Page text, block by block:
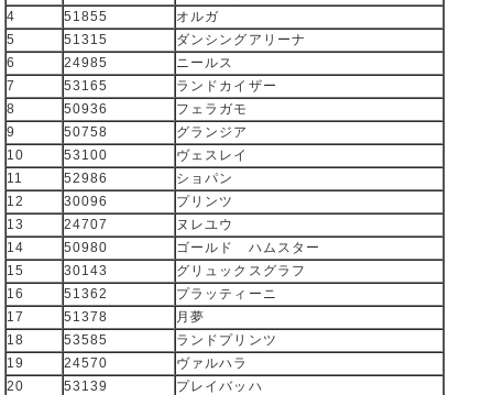
4
51855
オルガ
5
51315
ダンシングアリーナ
6
24985
ニールス
7
53165
ランドカイザー
8
50936
フェラガモ
9
50758
グランジア
10
53100
ヴェスレイ
11
52986
ショパン
12
30096
プリンツ
13
24707
ヌレユウ
14
50980
ゴールド ハムスター
15
30143
グリュックスグラフ
16
51362
プラッティーニ
17
51378
月夢
18
53585
ランドプリンツ
19
24570
ヴァルハラ
20
53139
プレイバッハ